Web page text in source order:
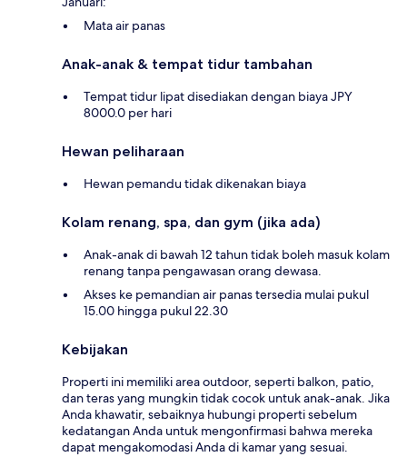
Mata air panas
Anak-anak & tempat tidur tambahan
Tempat tidur lipat disediakan dengan biaya JPY
8000.0 per hari
Hewan peliharaan
Hewan pemandu tidak dikenakan biaya
Kolam renang, spa, dan gym (jika ada)
Anak-anak di bawah 12 tahun tidak boleh masuk kolam
renang tanpa pengawasan orang dewasa.
Akses ke pemandian air panas tersedia mulai pukul
15.00 hingga pukul 22.30
Kebijakan
Properti ini memiliki area outdoor, seperti balkon, patio,
dan teras yang mungkin tidak cocok untuk anak-anak. Jika
Anda khawatir, sebaiknya hubungi properti sebelum
kedatangan Anda untuk mengonfirmasi bahwa mereka
dapat mengakomodasi Anda di kamar yang sesuai.